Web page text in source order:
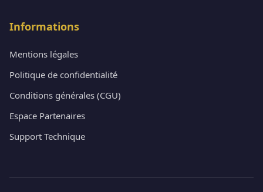
Informations
Mentions légales
Politique de confidentialité
Conditions générales (CGU)
Espace Partenaires
Support Technique